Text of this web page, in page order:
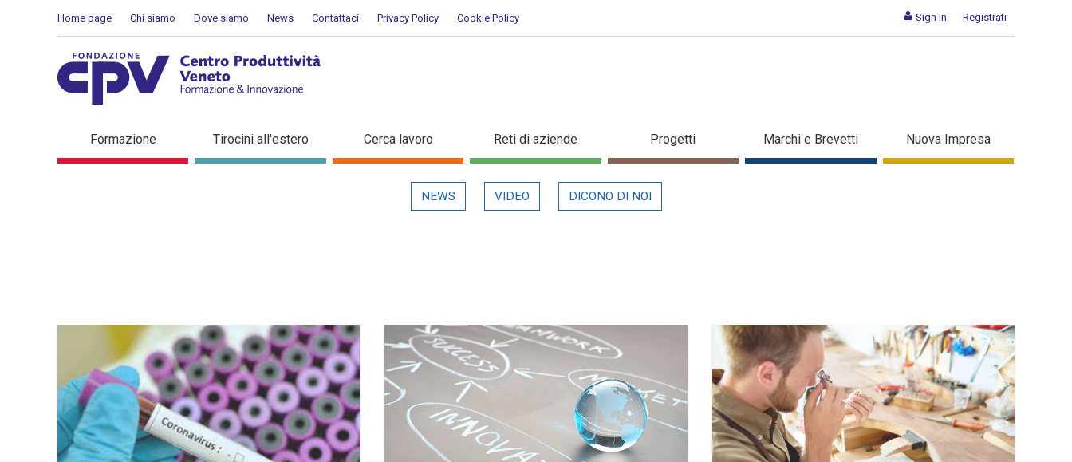
Sign In Registrati
Home page Chi siamo Dove siamo News Contattaci Privacy Policy Cookie Policy
Dettaglio in evidenza
Formazione Tirocini all'estero Cerca lavoro Reti di aziende Progetti Marchi e Brevetti Nuova Impresa
NEWS VIDEO DICONO DI NOI